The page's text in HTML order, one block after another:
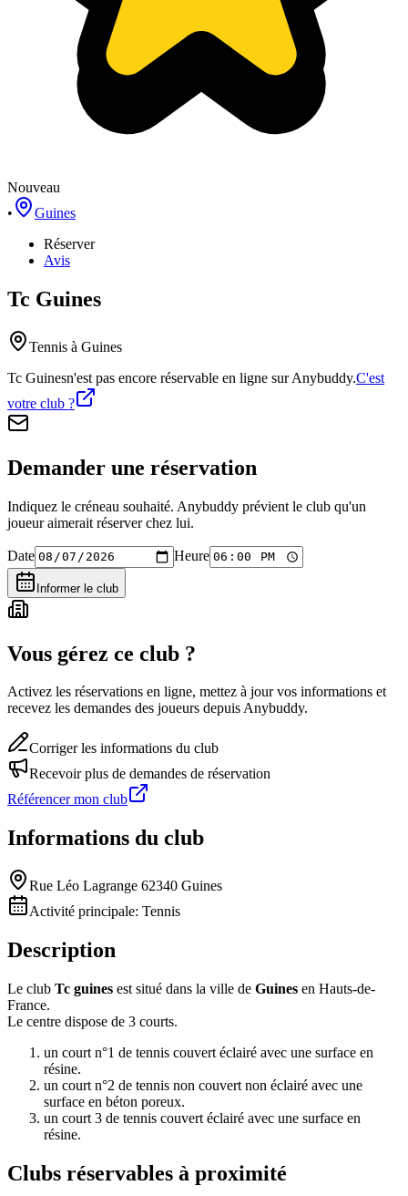
Nouveau
•
Guines
Réserver
Avis
Tc Guines
Tennis à Guines
Tc Guinesn'est pas encore réservable en ligne sur Anybuddy.C'est
votre club ?
Demander une réservation
Indiquez le créneau souhaité. Anybuddy prévient le club qu'un
joueur aimerait réserver chez lui.
Date Heure
Informer le club
Vous gérez ce club ?
Activez les réservations en ligne, mettez à jour vos informations et
recevez les demandes des joueurs depuis Anybuddy.
Corriger les informations du club
Recevoir plus de demandes de réservation
Référencer mon club
Informations du club
Rue Léo Lagrange 62340 Guines
Activité principale: Tennis
Description
Le club Tc guines est situé dans la ville de Guines en Hauts-de-
France.
Le centre dispose de 3 courts.
un court n°1 de tennis couvert éclairé avec une surface en
résine.
un court n°2 de tennis non couvert non éclairé avec une
surface en béton poreux.
un court 3 de tennis couvert éclairé avec une surface en
résine.
Clubs réservables à proximité